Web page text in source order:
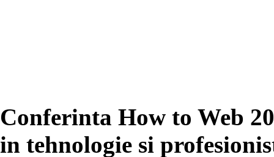
Conferinta How to Web
in tehnologie si